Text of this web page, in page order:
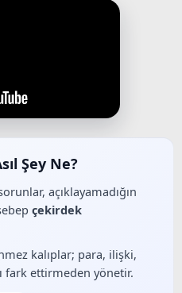
Şey Ne?
açıklayamadığın
çekirdek
kalıplar; para, ilişki,
fark ettirmeden yönetir.